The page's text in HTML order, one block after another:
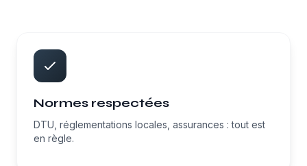
Normes respectées
DTU, réglementations locales, assurances : tout est
en règle.